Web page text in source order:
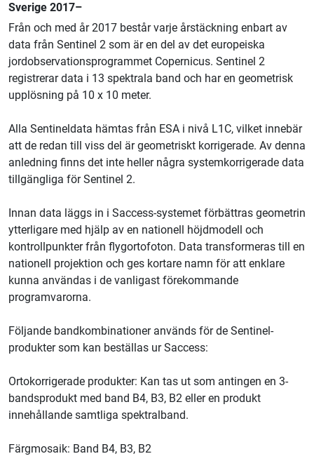
Sverige 2017–
Från och med år 2017 består varje årstäckning enbart av
data från Sentinel 2 som är en del av det europeiska
jordobservationsprogrammet Copernicus. Sentinel 2
registrerar data i 13 spektrala band och har en geometrisk
upplösning på 10 x 10 meter.
Alla Sentineldata hämtas från ESA i nivå L1C, vilket innebär
att de redan till viss del är geometriskt korrigerade. Av denna
anledning finns det inte heller några systemkorrigerade data
tillgängliga för Sentinel 2.
Innan data läggs in i Saccess-systemet förbättras geometrin
ytterligare med hjälp av en nationell höjdmodell och
kontrollpunkter från flygortofoton. Data transformeras till en
nationell projektion och ges kortare namn för att enklare
kunna användas i de vanligast förekommande
programvarorna.
Följande bandkombinationer används för de Sentinel-
produkter som kan beställas ur Saccess:
Ortokorrigerade produkter: Kan tas ut som antingen en 3-
bandsprodukt med band B4, B3, B2 eller en produkt
innehållande samtliga spektralband.
Färgmosaik: Band B4, B3, B2